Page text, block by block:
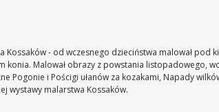
Kossaków - od wczesnego dzieciństwa malował
Malował obrazy z powstania listopadowego,
Pogonie i Pościgi ułanów za kozakami, Napady
wystawy malarstwa Kossaków.